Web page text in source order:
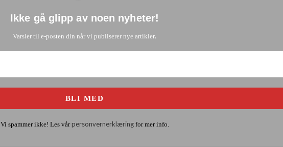
Ikke gå glipp av noen nyheter!
Varsler til e-posten din når vi publiserer nye artikler.
Vi spammer ikke! Les vår personvernerklæringfor mer info.